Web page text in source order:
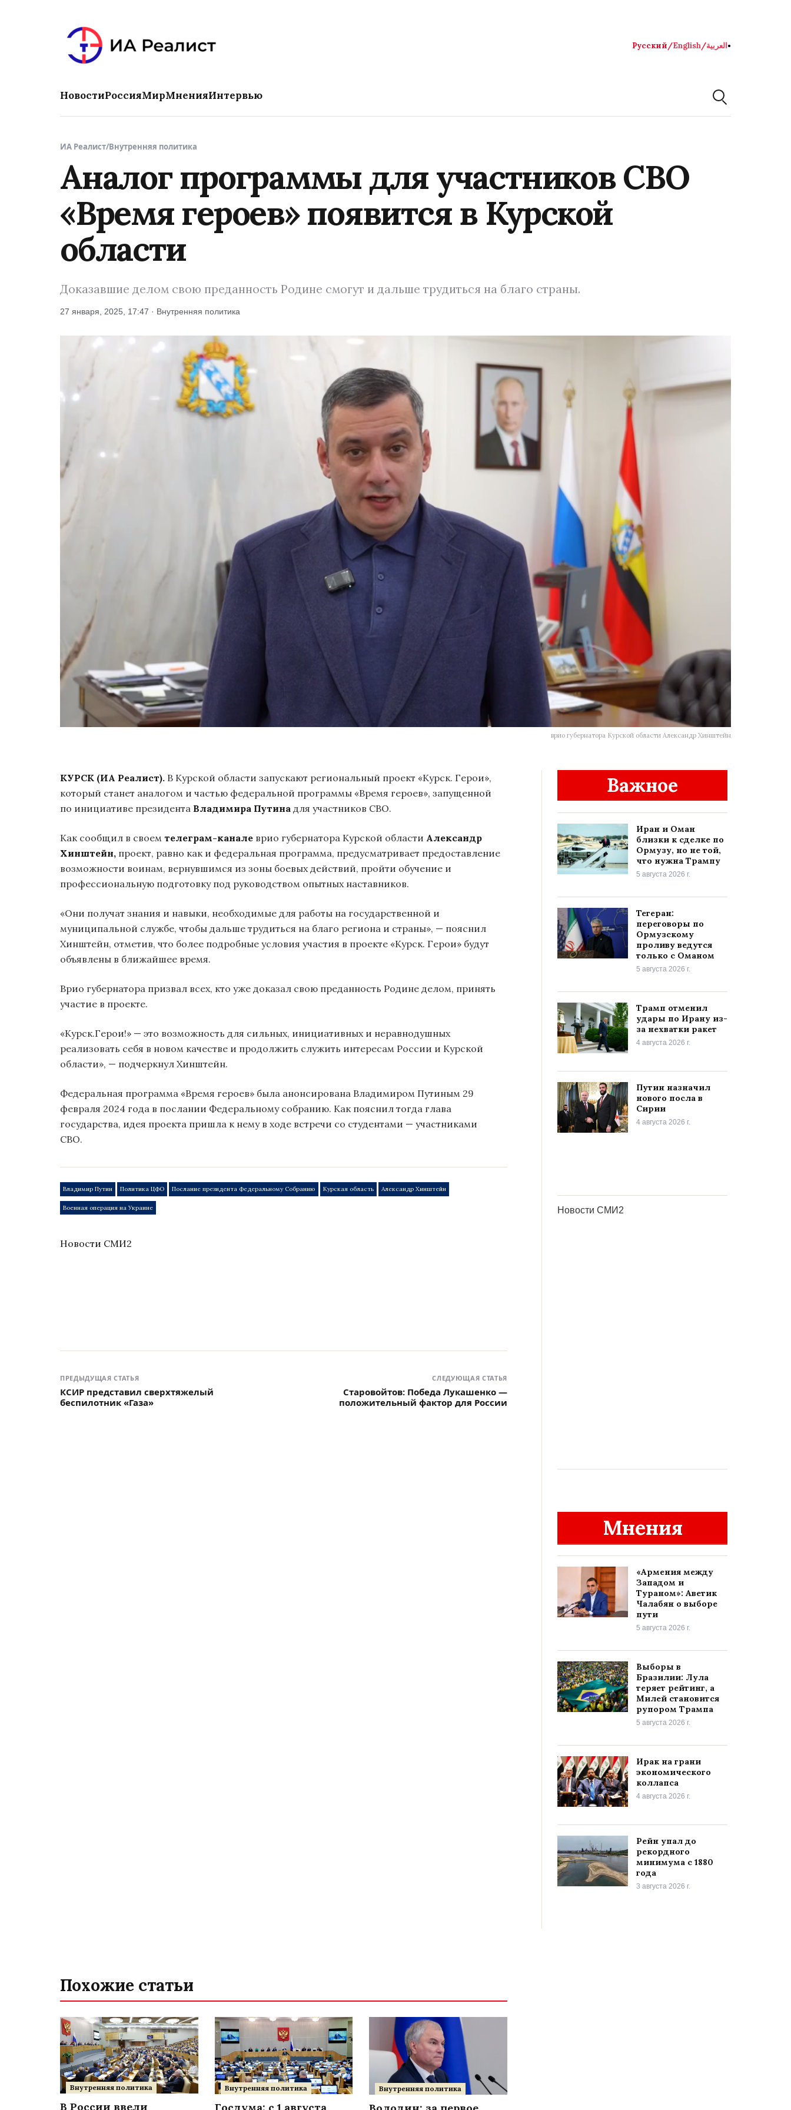
Русский/English/العربية●
НовостиРоссияМирМненияИнтервью
ИА Реалист/Внутренняя политика
Аналог программы для участников СВО
«Время героев» появится в Курской
области
Доказавшие делом свою преданность Родине смогут и дальше трудиться на благо страны.
27 января, 2025, 17:47 · Внутренняя политика
врио губернатора Курской области Александр Хинштейн
КУРСК (ИА Реалист). В Курской области запускают региональный проект «Курск. Герои»,
который станет аналогом и частью федеральной программы «Время героев», запущенной
по инициативе президента Владимира Путина для участников СВО.
Как сообщил в своем телеграм-канале врио губернатора Курской области Александр
Хинштейн, проект, равно как и федеральная программа, предусматривает предоставление
возможности воинам, вернувшимся из зоны боевых действий, пройти обучение и
профессиональную подготовку под руководством опытных наставников.
«Они получат знания и навыки, необходимые для работы на государственной и
муниципальной службе, чтобы дальше трудиться на благо региона и страны», — пояснил
Хинштейн, отметив, что более подробные условия участия в проекте «Курск. Герои» будут
объявлены в ближайшее время.
Врио губернатора призвал всех, кто уже доказал свою преданность Родине делом, принять
участие в проекте.
«Курск.Герои!» — это возможность для сильных, инициативных и неравнодушных
реализовать себя в новом качестве и продолжить служить интересам России и Курской
области», — подчеркнул Хинштейн.
Федеральная программа «Время героев» была анонсирована Владимиром Путиным 29
февраля 2024 года в послании Федеральному собранию. Как пояснил тогда глава
государства, идея проекта пришла к нему в ходе встречи со студентами — участниками
СВО.
Владимир Путин Политика ЦФО Послание президента Федеральному Собранию Курская область Александр Хинштейн
Военная операция на Украине
Новости СМИ2
ПРЕДЫДУЩАЯ СТАТЬЯ
КСИР представил сверхтяжелый
беспилотник «Газа»
СЛЕДУЮЩАЯ СТАТЬЯ
Старовойтов: Победа Лукашенко —
положительный фактор для России
Важное
Иран и Оман
близки к сделке по
Ормузу, но не той,
что нужна Трампу
5 августа 2026 г.
Тегеран:
переговоры по
Ормузскому
проливу ведутся
только с Оманом
5 августа 2026 г.
Трамп отменил
удары по Ирану из-
за нехватки ракет
4 августа 2026 г.
Путин назначил
нового посла в
Сирии
4 августа 2026 г.
Мнения
«Армения между
Западом и
Тураном»: Аветик
Чалабян о выборе
пути
5 августа 2026 г.
Выборы в
Бразилии: Лула
теряет рейтинг, а
Милей становится
рупором Трампа
5 августа 2026 г.
Ирак на грани
экономического
коллапса
4 августа 2026 г.
Рейн упал до
рекордного
минимума с 1880
года
3 августа 2026 г.
Похожие статьи
Внутренняя политика
В России ввели
Внутренняя политика Внутренняя политика